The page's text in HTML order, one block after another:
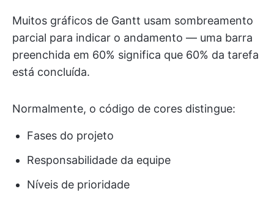
Muitos gráficos de Gantt usam sombreamento
parcial para indicar o andamento — uma barra
preenchida em 60% significa que 60% da tarefa
está concluída.
Normalmente, o código de cores distingue:
Fases do projeto
Responsabilidade da equipe
Níveis de prioridade